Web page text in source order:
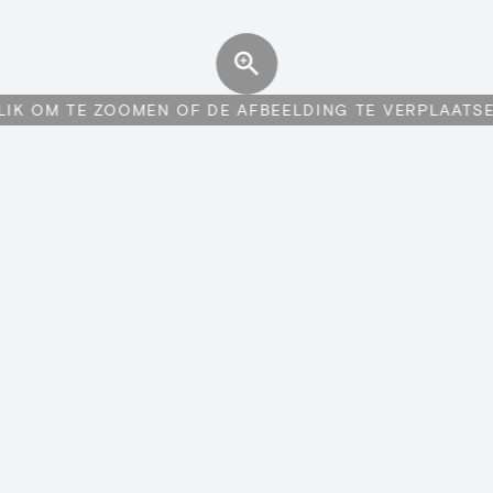
OM TE ZOOMEN OF DE AFBEELDING TE